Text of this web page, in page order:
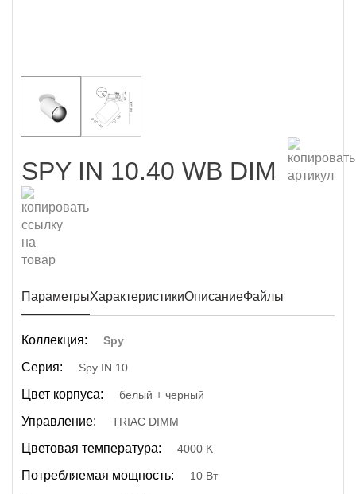
SPY IN 10.40 WB DIM
ПараметрыХарактеристикиОписаниеФайлы
Коллекция: Spy
Серия: Spy IN 10
Цвет корпуса: белый + черный
Управление: TRIAC DIMM
Цветовая температура: 4000 K
Потребляемая мощность: 10 Вт